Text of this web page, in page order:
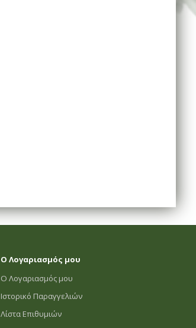
Ο Λογαριασμός μου
Ο Λογαριασμός μου
Ιστορικό Παραγγελιών
Λίστα Επιθυμιών